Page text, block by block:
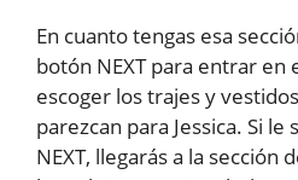
En cuanto tengas esa
botón NEXT para entrar
escoger los trajes y
parezcan para Jessica. Si
NEXT, llegarás a la sección